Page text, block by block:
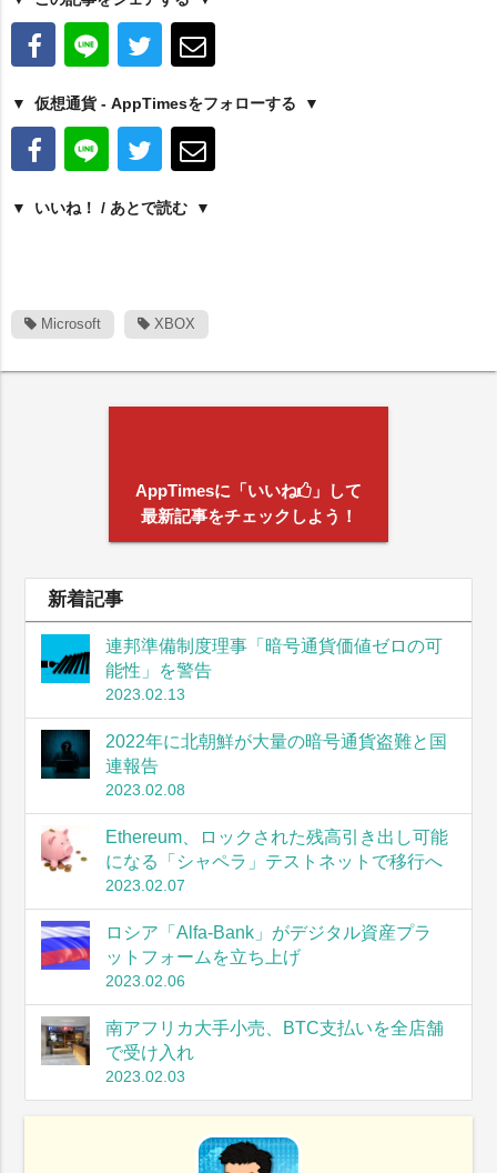
仮想通貨 - AppTimesをフォローする
いいね！ / あとで読む
Microsoft XBOX
AppTimesに「いいね
」して
最新記事をチェックしよう！
新着記事
連邦準備制度理事「暗号通貨価値ゼロの可
能性」を警告
2023.02.13
2022年に北朝鮮が大量の暗号通貨盗難と国
連報告
2023.02.08
Ethereum、ロックされた残高引き出し可能
になる「シャペラ」テストネットで移行へ
2023.02.07
ロシア「Alfa-Bank」がデジタル資産プラ
ットフォームを立ち上げ
2023.02.06
南アフリカ大手小売、BTC支払いを全店舗
で受け入れ
2023.02.03